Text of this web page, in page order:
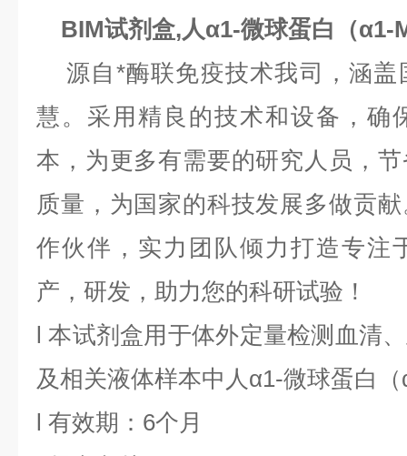
BIM试剂盒,人α1-微球蛋白（α1-
源自*酶联免疫技术我司，涵盖
慧。采用精良的技术和设备，确
本，为更多有需要的研究人员，
质量，为国家的科技发展多做贡
作伙伴，实力团队倾力打造专注
产，研发，助力您的科研试验！
l本试剂盒用于体外定量检测血清
及相关液体样本中 人α1-微球蛋白 （
l 有效期：6个月